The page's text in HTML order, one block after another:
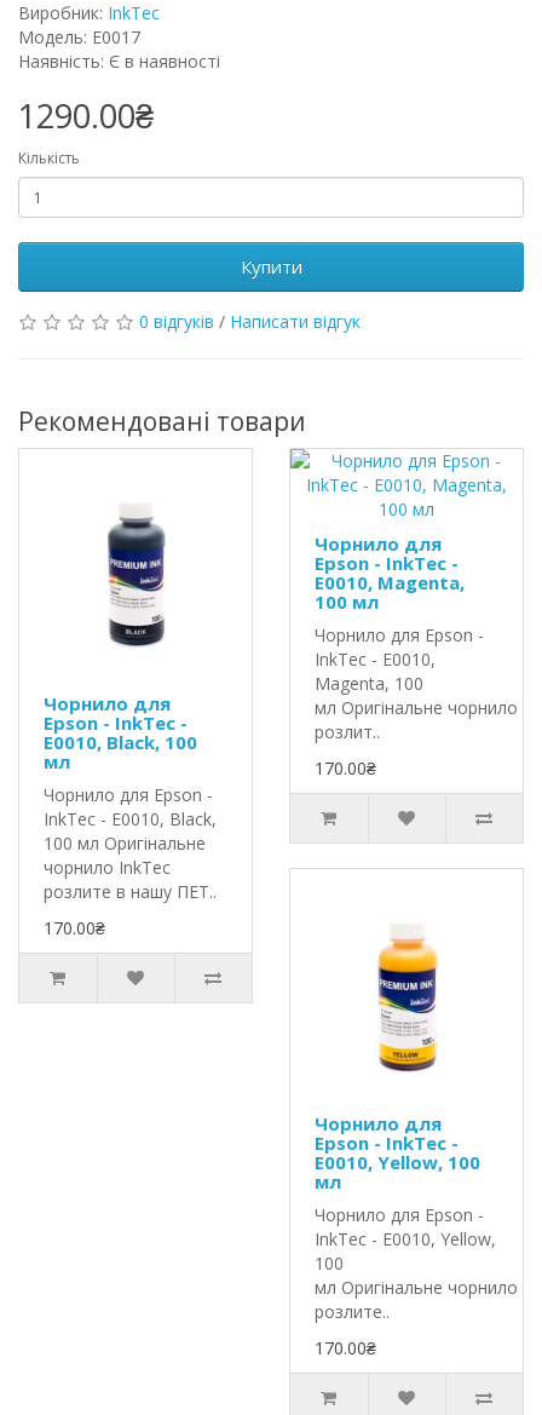
Виробник: InkTec
Модель: E0017
Наявність: Є в наявності
1290.00₴
Кількість
Купити
0 відгуків / Написати відгук
Рекомендовані товари
Чорнило для
Epson - InkTec -
E0010, Black, 100
мл
Чорнило для Epson -
InkTec - E0010, Black,
100 мл Оригінальне
чорнило InkTec
розлите в нашу ПЕТ..
170.00₴
Чорнило для
Epson - InkTec -
E0010, Magenta,
100 мл
Чорнило для Epson -
InkTec - E0010,
Magenta, 100
мл Оригінальне чорнило
розлит..
170.00₴
Чорнило для
Epson - InkTec -
E0010, Yellow, 100
мл
Чорнило для Epson -
InkTec - E0010, Yellow,
100
мл Оригінальне чорнило
розлите..
170.00₴